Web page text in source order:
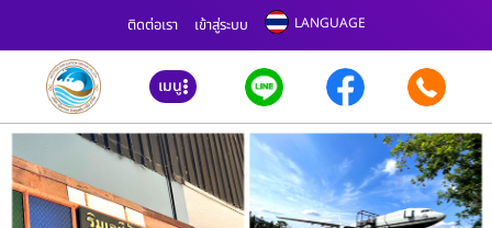
ติดต่อเรา เข้าสู่ระบบ LANGUAGE
เมนู